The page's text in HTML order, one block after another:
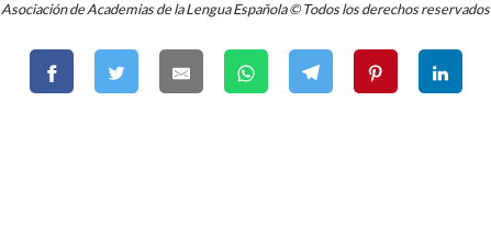
Asociación de Academias de la Lengua Española © Todos los derechos reservados